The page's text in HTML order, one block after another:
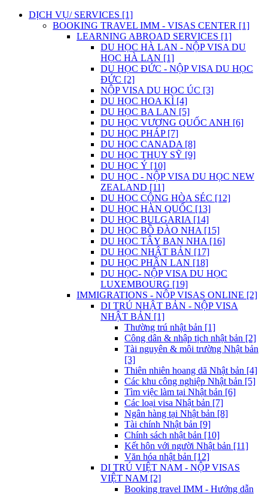
DỊCH VỤ/ SERVICES [1]
BOOKING TRAVEL IMM - VISAS CENTER [1]
LEARNING ABROAD SERVICES [1]
DU HỌC HÀ LAN - NỘP VISA DU
HỌC HÀ LAN [1]
DU HỌC ĐỨC - NỘP VISA DU HỌC
ĐỨC [2]
NỘP VISA DU HỌC ÚC [3]
DU HỌC HOA KÌ [4]
DU HỌC BA LAN [5]
DU HỌC VƯƠNG QUỐC ANH [6]
DU HỌC PHÁP [7]
DU HỌC CANADA [8]
DU HỌC THỤY SỸ [9]
DU HỌC Ý [10]
DU HỌC - NỘP VISA DU HỌC NEW
ZEALAND [11]
DU HỌC CỘNG HÒA SÉC [12]
DU HỌC HÀN QUỐC [13]
DU HỌC BULGARIA [14]
DU HỌC BỒ ĐÀO NHA [15]
DU HỌC TÂY BAN NHA [16]
DU HỌC NHẬT BẢN [17]
DU HỌC PHẦN LAN [18]
DU HỌC- NỘP VISA DU HỌC
LUXEMBOURG [19]
IMMIGRATIONS - NỘP VISAS ONLINE [2]
DI TRÚ NHẬT BẢN - NỘP VISA
NHẬT BẢN [1]
Thường trú nhật bản [1]
Công dân & nhập tịch nhật bản [2]
Tài nguyên & môi trường Nhật bản
[3]
Thiên nhiên hoang dã Nhật bản [4]
Các khu công nghiệp Nhật bản [5]
Tìm việc làm tại Nhật bản [6]
Các loại visa Nhật bản [7]
Ngân hàng tại Nhật bản [8]
Tài chính Nhật bản [9]
Chính sách nhật bản [10]
Kết hôn với người Nhật bản [11]
Văn hóa nhật bản [12]
DI TRÚ VIỆT NAM - NỘP VISAS
VIỆT NAM [2]
Booking travel IMM - Hướng dẫn